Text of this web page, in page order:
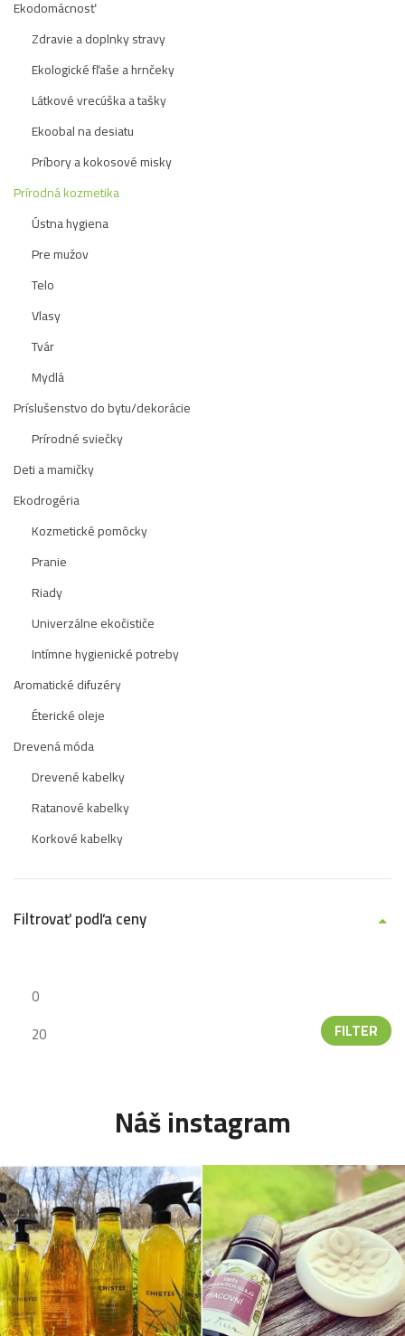
Ekodomácnosť
Zdravie a doplnky stravy
Ekologické fľaše a hrnčeky
Látkové vrecúška a tašky
Ekoobal na desiatu
Príbory a kokosové misky
Prírodná kozmetika
Ústna hygiena
Pre mužov
Telo
Vlasy
Tvár
Mydlá
Príslušenstvo do bytu/dekorácie
Prírodné sviečky
Deti a mamičky
Ekodrogéria
Kozmetické pomôcky
Pranie
Riady
Univerzálne ekočističe
Intímne hygienické potreby
Aromatické difuzéry
Éterické oleje
Drevená móda
Drevené kabelky
Ratanové kabelky
Korkové kabelky
Filtrovať podľa ceny
FILTER
Náš instagram